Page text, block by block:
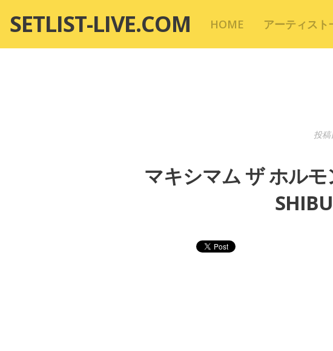
テ
SETLIST-LIVE.COM HOME アーティスト
投稿
マキシマム ザ ホルモ